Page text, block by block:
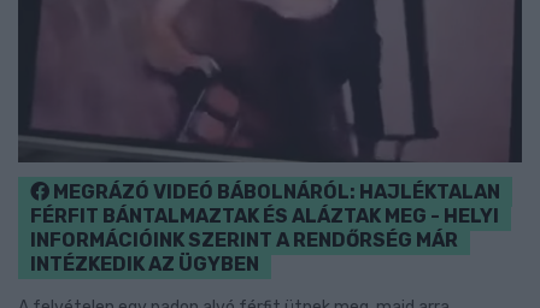
MEGRÁZÓ VIDEÓ BÁBOLNÁRÓL: HAJLÉKTALAN
FÉRFIT BÁNTALMAZTAK ÉS ALÁZTAK MEG - HELYI
INFORMÁCIÓINK SZERINT A RENDŐRSÉG MÁR
INTÉZKEDIK AZ ÜGYBEN